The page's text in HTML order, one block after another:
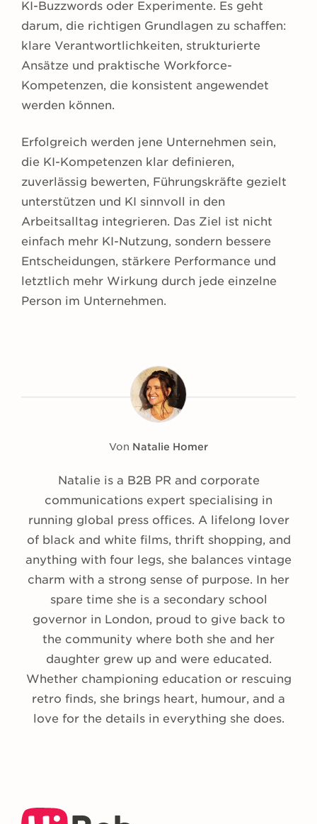
KI-Buzzwords oder Experimente. Es geht
darum, die richtigen Grundlagen zu schaffen:
klare Verantwortlichkeiten, strukturierte
Ansätze und praktische Workforce-
Kompetenzen, die konsistent angewendet
werden können.
Erfolgreich werden jene Unternehmen sein,
die KI-Kompetenzen klar definieren,
zuverlässig bewerten, Führungskräfte gezielt
unterstützen und KI sinnvoll in den
Arbeitsalltag integrieren. Das Ziel ist nicht
einfach mehr KI-Nutzung, sondern bessere
Entscheidungen, stärkere Performance und
letztlich mehr Wirkung durch jede einzelne
Person im Unternehmen.
Von Natalie Homer
Natalie is a B2B PR and corporate
communications expert specialising in
running global press offices. A lifelong lover
of black and white films, thrift shopping, and
anything with four legs, she balances vintage
charm with a strong sense of purpose. In her
spare time she is a secondary school
governor in London, proud to give back to
the community where both she and her
daughter grew up and were educated.
Whether championing education or rescuing
retro finds, she brings heart, humour, and a
love for the details in everything she does.